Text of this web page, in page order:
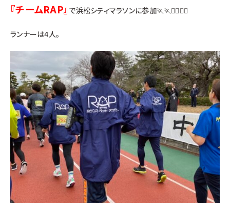
『チームRAP』 で浜松シティマラソンに参加🏃🏃🏃‍♀️🏃‍♀️
ランナーは4人。